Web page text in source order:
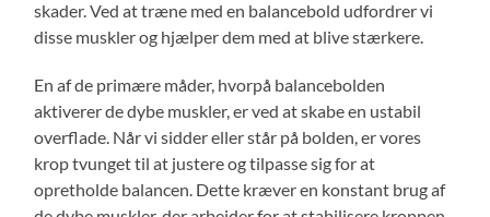
skader. Ved at træne med en balancebold udfordrer vi
disse muskler og hjælper dem med at blive stærkere.
En af de primære måder, hvorpå balancebolden
aktiverer de dybe muskler, er ved at skabe en ustabil
overflade. Når vi sidder eller står på bolden, er vores
krop tvunget til at justere og tilpasse sig for at
opretholde balancen. Dette kræver en konstant brug af